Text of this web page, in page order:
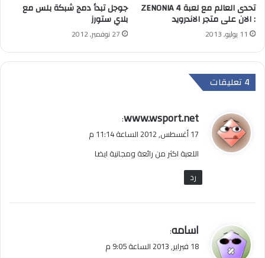
تحدى العالم مع لعبة ZENONIA 4
: الان على متجر الاندرويد
11 يوليو, 2013
جوجل تبدأ دمج شبكة بلس مع
بلاي ستورز
27 نوفمبر, 2012
‫4 تعليقات
ي
ق
ل
www.wsport.net
:
17 أغسطس, 2012 الساعة 11:14 م
اللعبة اكثر من رائعة ومجانية ايضا
رد
ي
ق
اسامه:
18 فبراير, 2013 الساعة 9:05 م